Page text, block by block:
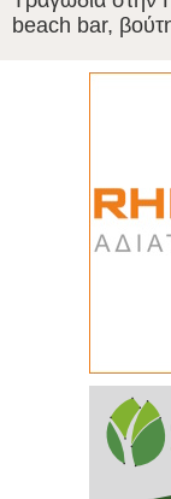
beach bar,